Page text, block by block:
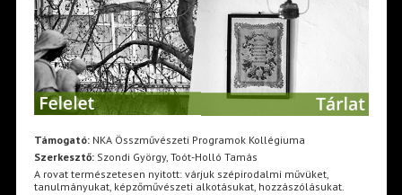
Támogató:NKA Összművészeti Programok Kollégiuma
Szerkesztő:Szondi György, Toót-Holló Tamás
A rovat természetesen nyitott: várjuk szépirodalmi művüket,
tanulmányukat, képzőművészeti alkotásukat, hozzászólásukat.